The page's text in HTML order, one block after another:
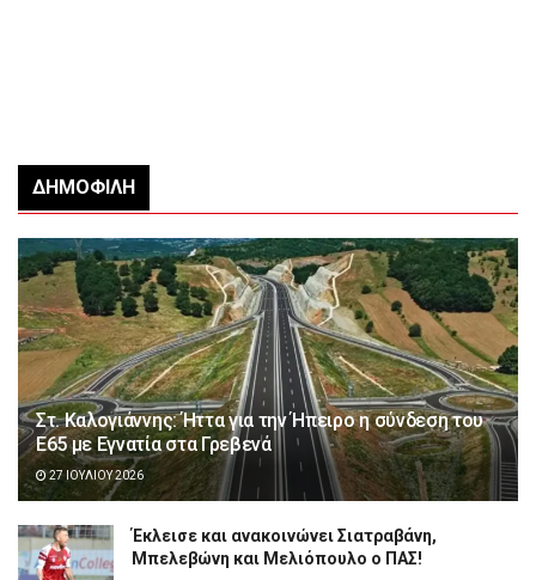
ΔΗΜΟΦΙΛΉ
Στ. Καλογιάννης: Ήττα για την Ήπειρο η σύνδεση του
Ε65 με Εγνατία στα Γρεβενά
27 ΙΟΥΛΊΟΥ 2026
Έκλεισε και ανακοινώνει Σιατραβάνη,
Μπελεβώνη και Μελιόπουλο ο ΠΑΣ!